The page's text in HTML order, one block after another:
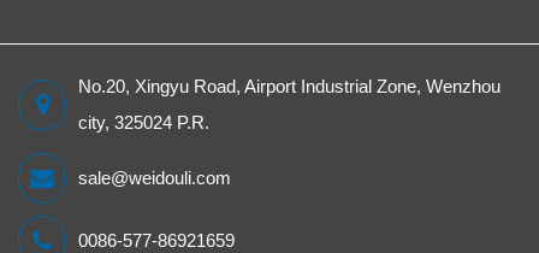
No.20, Xingyu Road, Airport Industrial Zone, Wenzhou
city, 325024 P.R.
sale@weidouli.com
0086-577-86921659